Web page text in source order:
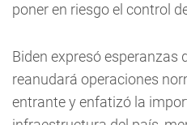
poner en riesgo el control
Biden expresó esperanzas
reanudará operaciones
entrante y enfatizó la